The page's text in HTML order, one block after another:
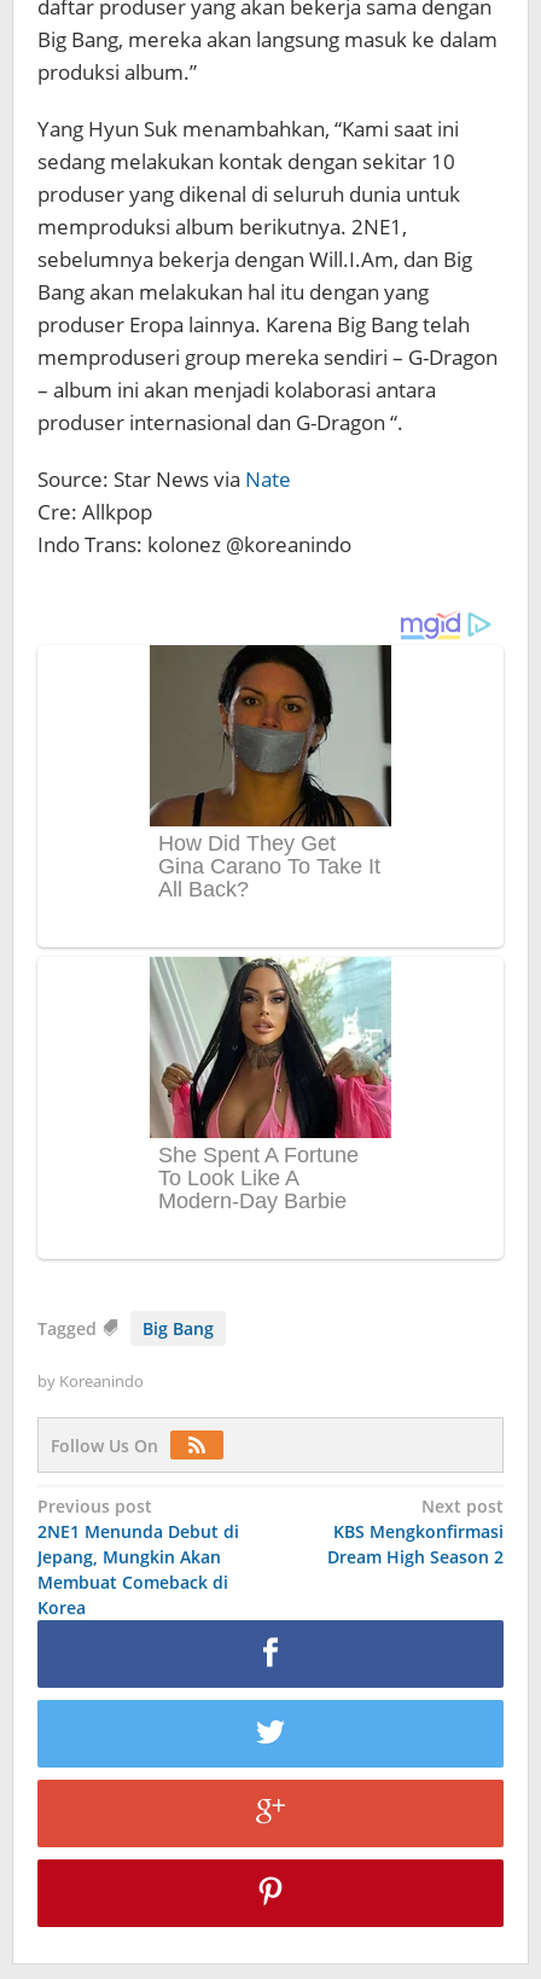
daftar produser yang akan bekerja sama dengan
Big Bang, mereka akan langsung masuk ke dalam
produksi album.”
Yang Hyun Suk menambahkan, “Kami saat ini
sedang melakukan kontak dengan sekitar 10
produser yang dikenal di seluruh dunia untuk
memproduksi album berikutnya. 2NE1,
sebelumnya bekerja dengan Will.I.Am, dan Big
Bang akan melakukan hal itu dengan yang
produser Eropa lainnya. Karena Big Bang telah
memproduseri group mereka sendiri – G-Dragon
– album ini akan menjadi kolaborasi antara
produser internasional dan G-Dragon “.
Source: Star News via Nate
Cre: Allkpop
Indo Trans: kolonez @koreanindo
Tagged Big Bang
by Koreanindo
Follow Us On
Post
navigation
Previous post
2NE1 Menunda Debut di
Jepang, Mungkin Akan
Membuat Comeback di
Korea
Next post
KBS Mengkonfirmasi
Dream High Season 2